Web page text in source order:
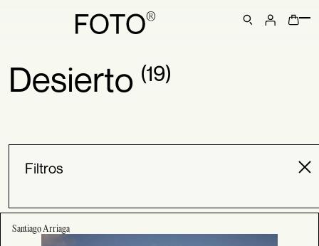
Desierto (19)
Filtros
Santiago Arriaga